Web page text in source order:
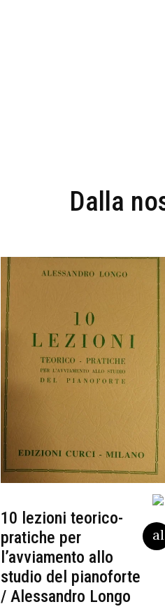
Dalla
10 lezioni teorico-
pratiche per
l’avviamento allo
studio del pianoforte
/ Alessandro Longo